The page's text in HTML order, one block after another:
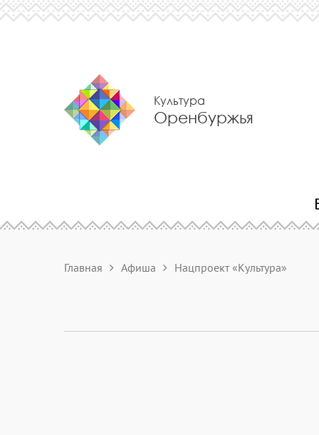
Культура
Оренбуржья
Главная Афиша Нацпроект «Культура»